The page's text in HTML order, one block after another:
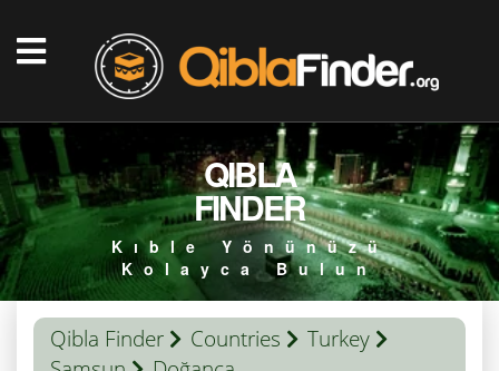
QIBLA
FINDER
Kıble Yönünüzü
Kolayca Bulun
Qibla Finder Countries
Turkey